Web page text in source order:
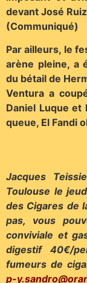
devant José
(Communiqué)
Par ailleurs, le
arène pleine, a
du bétail de
Ventura a
Daniel Luque et
queue, El Fandi
Jacques
Toulouse le
des Cigares de
pas, vous
conviviale et
digestif 40€/
fumeurs de
p-